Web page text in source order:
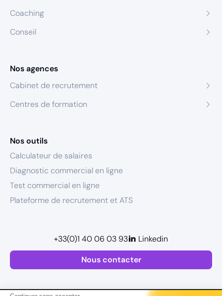
Coaching
Conseil
Nos agences
Cabinet de recrutement
Centres de formation
Nos outils
Calculateur de salaires
Diagnostic commercial en ligne
Test commercial en ligne
Plateforme de recrutement et ATS
Nous contacter
+33(0)1 40 06 03 93 Linkedin